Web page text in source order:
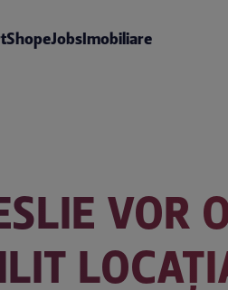
ShopeJobsImobiliare
VOR